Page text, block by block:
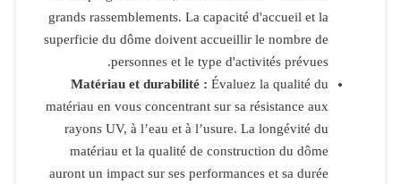
superficie du
matériau en